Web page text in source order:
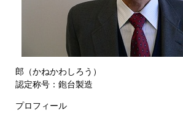
郎（かねかわしろう）
認定称号：鉋台製造
プロフィール